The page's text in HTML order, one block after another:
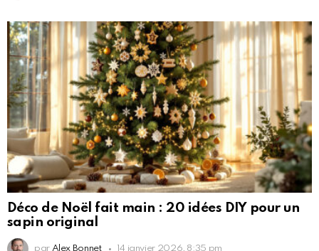
Déco de Noël fait main : 20 idées DIY pour un
sapin original
par Alex Bonnet 14 janvier 2026, 8:35 pm